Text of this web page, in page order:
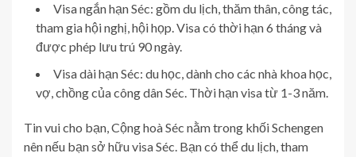
Visa ngắn hạn Séc: gồm du lịch, thăm thân, công tác,
tham gia hội nghị, hội họp. Visa có thời hạn 6 tháng và
được phép lưu trú 90 ngày.
Visa dài hạn Séc: du học, dành cho các nhà khoa học,
vợ, chồng của công dân Séc. Thời hạn visa từ 1-3 năm.
Tin vui cho bạn, Cộng hoà Séc nằm trong khối Schengen
nên nếu bạn sở hữu visa Séc. Bạn có thể du lịch, tham